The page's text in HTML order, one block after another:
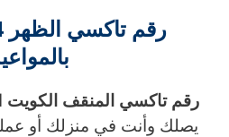
رقم تاكسي المنقف الكويت
يصلك وأنت في منزلك أو